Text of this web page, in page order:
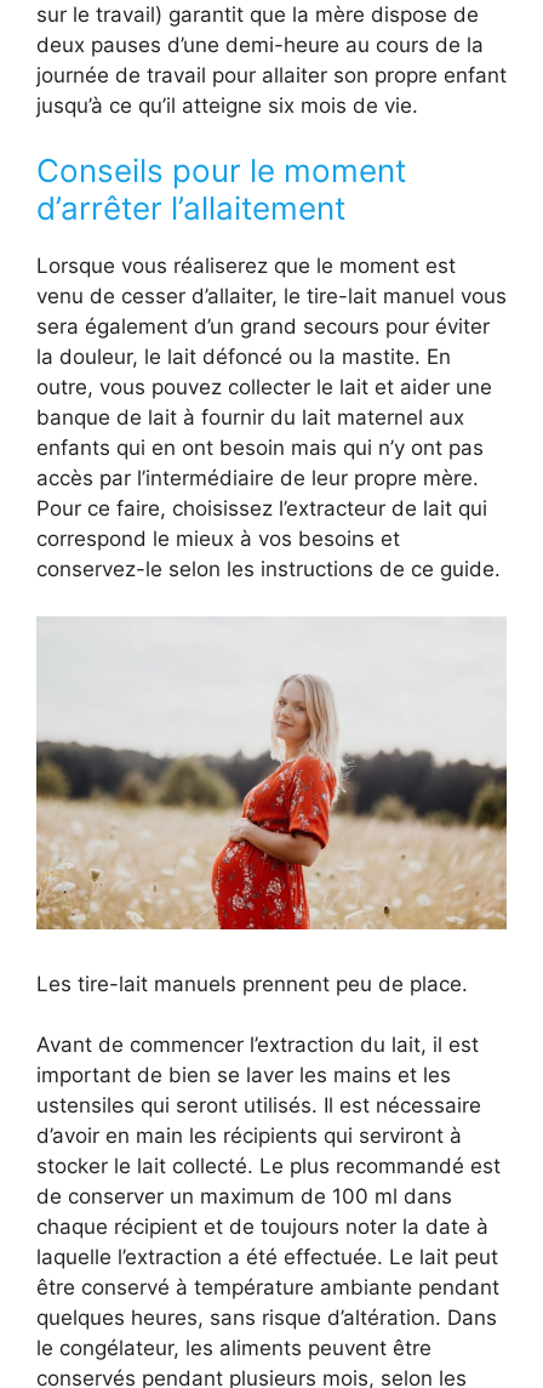
sur le travail) garantit que la mère dispose de
deux pauses d’une demi-heure au cours de la
journée de travail pour allaiter son propre enfant
jusqu’à ce qu’il atteigne six mois de vie.
Conseils pour le moment
d’arrêter l’allaitement
Lorsque vous réaliserez que le moment est
venu de cesser d’allaiter, le tire-lait manuel vous
sera également d’un grand secours pour éviter
la douleur, le lait défoncé ou la mastite. En
outre, vous pouvez collecter le lait et aider une
banque de lait à fournir du lait maternel aux
enfants qui en ont besoin mais qui n’y ont pas
accès par l’intermédiaire de leur propre mère.
Pour ce faire, choisissez l’extracteur de lait qui
correspond le mieux à vos besoins et
conservez-le selon les instructions de ce guide.
Les tire-lait manuels prennent peu de place.
Avant de commencer l’extraction du lait, il est
important de bien se laver les mains et les
ustensiles qui seront utilisés. Il est nécessaire
d’avoir en main les récipients qui serviront à
stocker le lait collecté. Le plus recommandé est
de conserver un maximum de 100 ml dans
chaque récipient et de toujours noter la date à
laquelle l’extraction a été effectuée. Le lait peut
être conservé à température ambiante pendant
quelques heures, sans risque d’altération. Dans
le congélateur, les aliments peuvent être
conservés pendant plusieurs mois, selon les